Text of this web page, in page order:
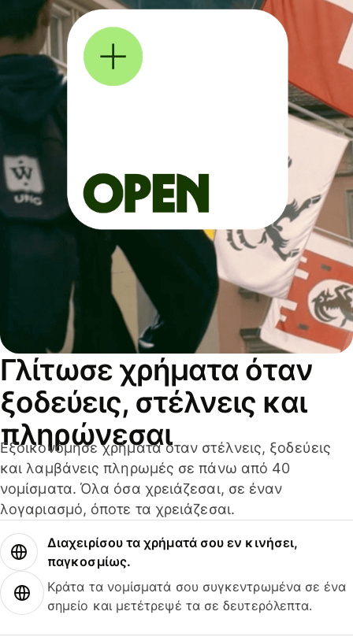
Γλίτωσε χρήματα όταν
ξοδεύεις, στέλνεις και
πληρώνεσαι
Εξοικονόμησε χρήματα όταν στέλνεις, ξοδεύεις
και λαμβάνεις πληρωμές σε πάνω από 40
νομίσματα. Όλα όσα χρειάζεσαι, σε έναν
λογαριασμό, όποτε τα χρειάζεσαι.
Διαχειρίσου τα χρήματά σου εν κινήσει,
παγκοσμίως.
Κράτα τα νομίσματά σου συγκεντρωμένα σε ένα
σημείο και μετέτρεψέ τα σε δευτερόλεπτα.